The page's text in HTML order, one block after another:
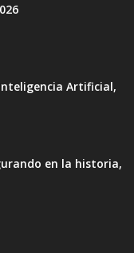
Artificial,
en la historia,